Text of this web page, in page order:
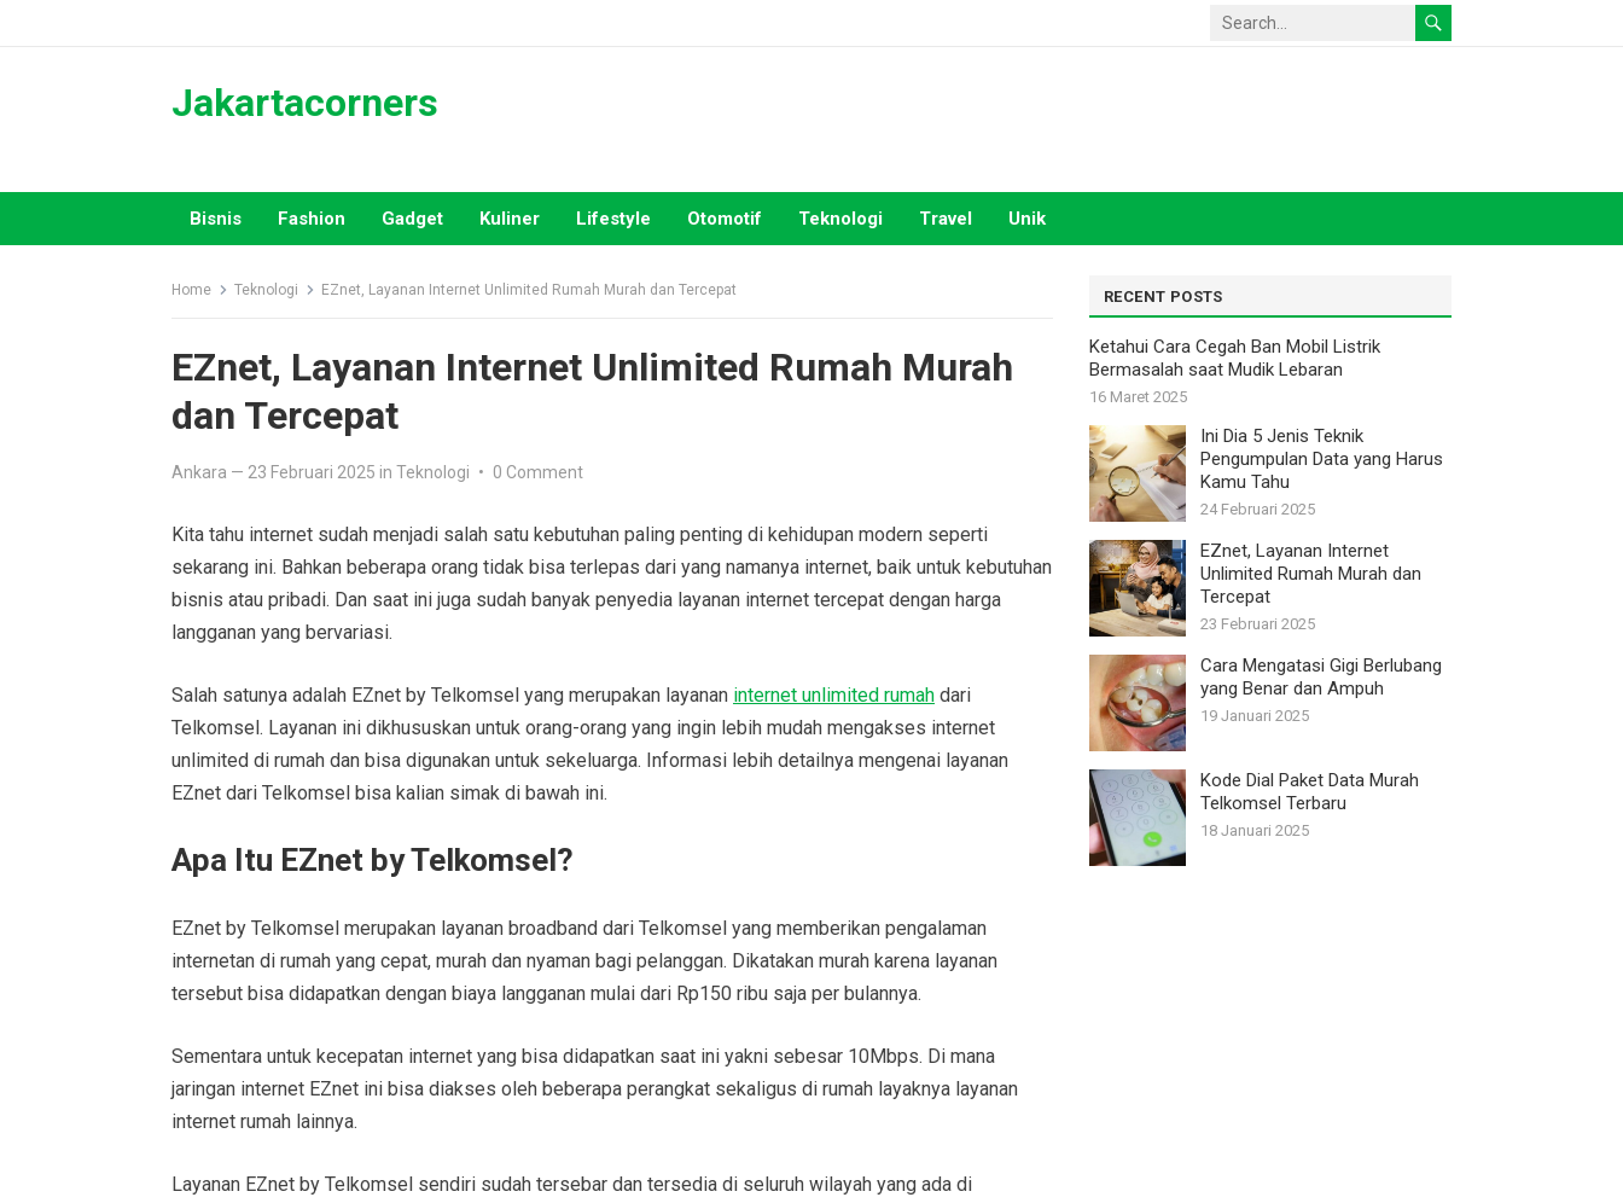
Jakartacorners
Bisnis Fashion Gadget Kuliner Lifestyle Otomotif Teknologi Travel Unik
Home Teknologi EZnet, Layanan Internet Unlimited Rumah Murah dan Tercepat
EZnet, Layanan Internet Unlimited Rumah Murah
dan Tercepat
Ankara — 23 Februari 2025 in Teknologi • 0 Comment
Kita tahu internet sudah menjadi salah satu kebutuhan paling penting di kehidupan modern seperti
sekarang ini. Bahkan beberapa orang tidak bisa terlepas dari yang namanya internet, baik untuk kebutuhan
bisnis atau pribadi. Dan saat ini juga sudah banyak penyedia layanan internet tercepat dengan harga
langganan yang bervariasi.
Salah satunya adalah EZnet by Telkomsel yang merupakan layanan internet unlimited rumah dari
Telkomsel. Layanan ini dikhususkan untuk orang-orang yang ingin lebih mudah mengakses internet
unlimited di rumah dan bisa digunakan untuk sekeluarga. Informasi lebih detailnya mengenai layanan
EZnet dari Telkomsel bisa kalian simak di bawah ini.
Apa Itu EZnet by Telkomsel?
EZnet by Telkomsel merupakan layanan broadband dari Telkomsel yang memberikan pengalaman
internetan di rumah yang cepat, murah dan nyaman bagi pelanggan. Dikatakan murah karena layanan
tersebut bisa didapatkan dengan biaya langganan mulai dari Rp150 ribu saja per bulannya.
Sementara untuk kecepatan internet yang bisa didapatkan saat ini yakni sebesar 10Mbps. Di mana
jaringan internet EZnet ini bisa diakses oleh beberapa perangkat sekaligus di rumah layaknya layanan
internet rumah lainnya.
Layanan EZnet by Telkomsel sendiri sudah tersebar dan tersedia di seluruh wilayah yang ada di
RECENT POSTS
Ketahui Cara Cegah Ban Mobil Listrik
Bermasalah saat Mudik Lebaran
16 Maret 2025
Ini Dia 5 Jenis Teknik
Pengumpulan Data yang Harus
Kamu Tahu
24 Februari 2025
EZnet, Layanan Internet
Unlimited Rumah Murah dan
Tercepat
23 Februari 2025
Cara Mengatasi Gigi Berlubang
yang Benar dan Ampuh
19 Januari 2025
Kode Dial Paket Data Murah
Telkomsel Terbaru
18 Januari 2025